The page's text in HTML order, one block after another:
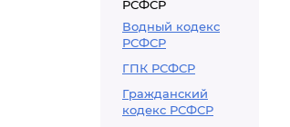
РСФСР
Водный кодекс
РСФСР
ГПК РСФСР
Гражданский
кодекс РСФСР